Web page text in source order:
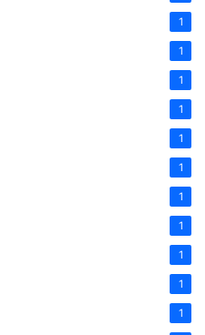
1
1
1
1
1
1
1
1
1
1
1